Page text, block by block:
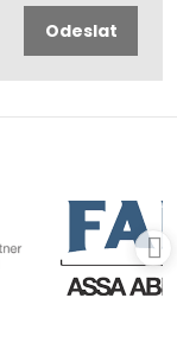
Odeslat